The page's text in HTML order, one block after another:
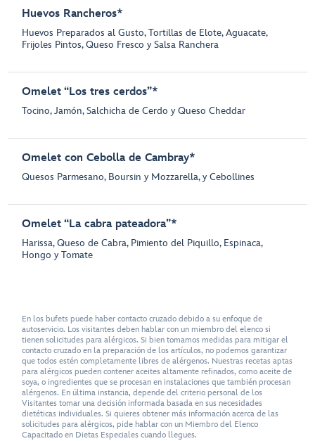
Huevos Rancheros*
Huevos Preparados al Gusto, Tortillas de Elote, Aguacate,
Frijoles Pintos, Queso Fresco y Salsa Ranchera
Omelet “Los tres cerdos”*
Tocino, Jamón, Salchicha de Cerdo y Queso Cheddar
Omelet con Cebolla de Cambray*
Quesos Parmesano, Boursin y Mozzarella, y Cebollines
Omelet “La cabra pateadora”*
Harissa, Queso de Cabra, Pimiento del Piquillo, Espinaca,
Hongo y Tomate
En los bufets puede haber contacto cruzado debido a su enfoque de
autoservicio. Los visitantes deben hablar con un miembro del elenco si
tienen solicitudes para alérgicos. Si bien tomamos medidas para mitigar el
contacto cruzado en la preparación de los artículos, no podemos garantizar
que todos estén completamente libres de alérgenos. Nuestras recetas aptas
para alérgicos pueden contener aceites altamente refinados, como aceite de
soya, o ingredientes que se procesan en instalaciones que también procesan
alérgenos. En última instancia, depende del criterio personal de los
Visitantes tomar una decisión informada basada en sus necesidades
dietéticas individuales. Si quieres obtener más información acerca de las
solicitudes para alérgicos, pide hablar con un Miembro del Elenco
Capacitado en Dietas Especiales cuando llegues.